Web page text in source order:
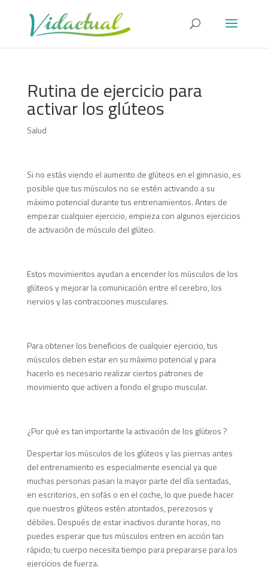
Rutina de ejercicio para
activar los glúteos
Salud
Si no estás viendo el aumento de glúteos en el gimnasio, es
posible que tus músculos no se estén activando a su
máximo potencial durante tus entrenamientos. Antes de
empezar cualquier ejercicio, empieza con algunos ejercicios
de activación de músculo del glúteo.
Estos movimientos ayudan a encender los músculos de los
glúteos y mejorar la comunicación entre el cerebro, los
nervios y las contracciones musculares.
Para obtener los beneficios de cualquier ejercicio, tus
músculos deben estar en su máximo potencial y para
hacerlo es necesario realizar ciertos patrones de
movimiento que activen a fondo el grupo muscular.
¿Por qué es tan importante la activación de los glúteos ?
Despertar los músculos de los glúteos y las piernas antes
del entrenamiento es especialmente esencial ya que
muchas personas pasan la mayor parte del día sentadas,
en escritorios, en sofás o en el coche, lo que puede hacer
que nuestros glúteos estén atontados, perezosos y
débiles. Después de estar inactivos durante horas, no
puedes esperar que tus músculos entren en acción tan
rápido; tu cuerpo necesita tiempo para prepararse para los
ejercicios de fuerza.